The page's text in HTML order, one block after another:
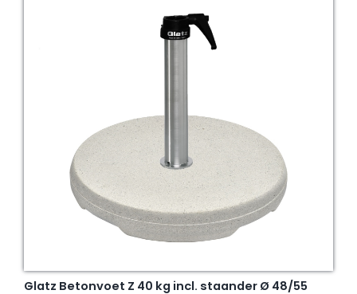
Glatz Betonvoet Z 40 kg incl. staander Ø 48/55